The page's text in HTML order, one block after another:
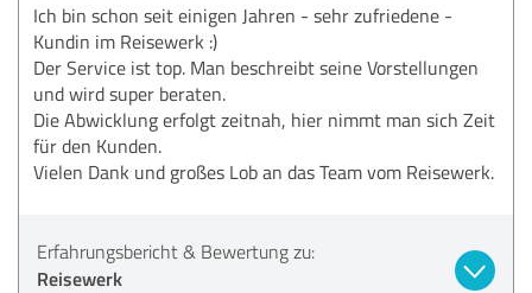
Ich bin schon seit einigen Jahren - sehr zufriedene -
Kundin im Reisewerk :)
Der Service ist top. Man beschreibt seine Vorstellungen
und wird super beraten.
Die Abwicklung erfolgt zeitnah, hier nimmt man sich Zeit
für den Kunden.
Vielen Dank und großes Lob an das Team vom Reisewerk.
Erfahrungsbericht & Bewertung zu:
Reisewerk